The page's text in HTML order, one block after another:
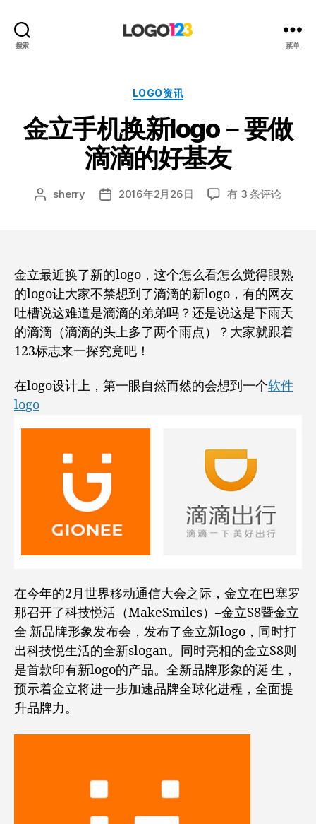
搜索
设
计
博
客
菜单
分
LOGO资讯
金立手机换新logo－要做
滴滴的好基友
文 sherry
发 2016年2月26日
金
新
logo
－
要
做
的
好
有 3 条评论
金立最近换了新的logo，这个怎么看怎么觉得眼熟
的logo让大家不禁想到了滴滴的新logo，有的网友
吐槽说这难道是滴滴的弟弟吗？还是说这是下雨天
的滴滴（滴滴的头上多了两个雨点）？大家就跟着
123标志来一探究竟吧！
在logo设计上，第一眼自然而然的会想到一个软件
logo
在今年的2月世界移动通信大会之际，金立在巴塞罗
那召开了科技悦活（MakeSmiles）–金立S8暨金立
全 新品牌形象发布会，发布了金立新logo，同时打
出科技悦生活的全新slogan。同时亮相的金立S8则
是首款印有新logo的产品。全新品牌形象的诞 生，
预示着金立将进一步加速品牌全球化进程，全面提
升品牌力。